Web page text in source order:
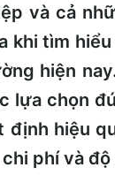
và cả
khi tìm
hiện
lựa chọn
định hiệu
phí và